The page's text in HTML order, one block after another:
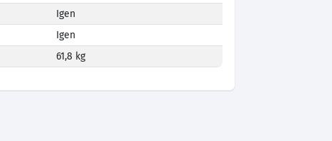
Igen
Igen
61,8 kg